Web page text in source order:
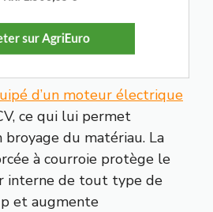
d’un moteur électrique
ce qui lui permet
broyage du matériau. La
à courroie protège le
interne de tout type de
et augmente